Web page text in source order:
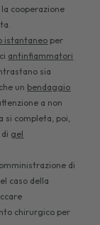
cooperazione
istantaneo per
antinfiammatori
sia
un bendaggio
a non
si completa, poi,
gel
di
caso della
chirurgico per